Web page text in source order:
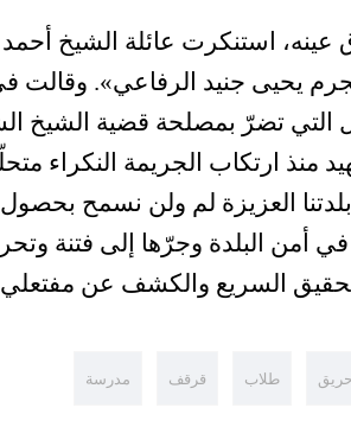
عينه، استنكرت عائلة الشيخ
يحيى جنيد الرفاعي». وقالت
التي تضرّ بمصلحة قضية الشيخ
منذ ارتكاب الجريمة النكراء
العزيزة لم ولن نسمح
في أمن البلدة وجرّها إلى فتنة
السريع والكشف عن
حريق طلاب قرقف مدرسة